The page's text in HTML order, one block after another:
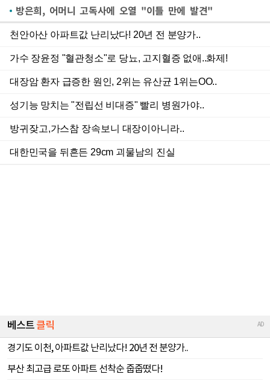
방은희, 어머니 고독사에 오열 "이틀 만에 발견"